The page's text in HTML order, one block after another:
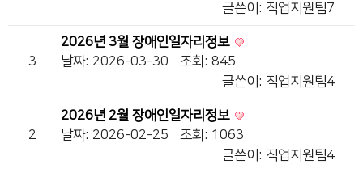
글쓴이: 직업지원팀7
3
2026년 3월 장애인일자리정보
날짜: 2026-03-30
조회: 845
글쓴이: 직업지원팀4
2
2026년 2월 장애인일자리정보
날짜: 2026-02-25
조회: 1063
글쓴이: 직업지원팀4